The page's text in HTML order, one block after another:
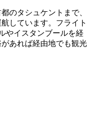
のタシュケントまで、
しています。フライト
やイスタンブールを経
あれば経由地でも観光